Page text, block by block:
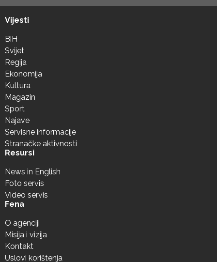
Vijesti
BiH
Svijet
Regija
Ekonomija
Kultura
Magazin
Sport
Najave
Servisne informacije
Stranačke aktivnosti
Resursi
News in English
Foto servis
Video servis
Fena
O agenciji
Misija i vizija
Kontakt
Uslovi korištenja